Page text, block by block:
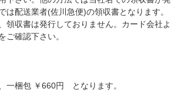
は配送業者(佐川急便)の領収書となります。
領収書は発行しておりません。カード会社よ
ご確認下さい。
一梱包 ￥660円 となります。